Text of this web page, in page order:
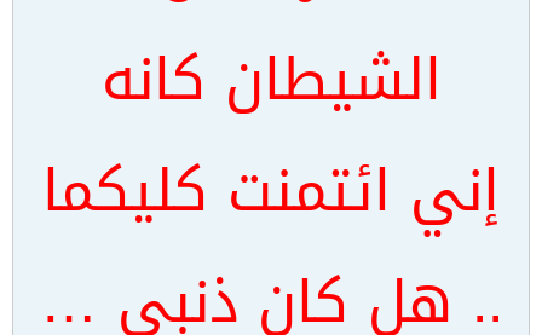
الشيطان كانه
إني ائتمنت كليكما
.. هل كان ذنبي …